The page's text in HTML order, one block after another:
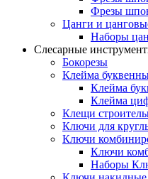
Фрезы
Цанги и
Наборы
Слесарные
Бокорезы
Клейма
Клейма
Клейма
Клещи
Ключи для
Ключи
Ключи
Наборы